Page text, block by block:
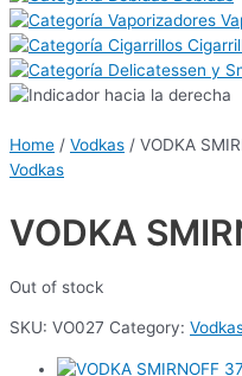
Home / Vodkas / VODKA
Vodkas
VODKA
Out of stock
SKU: VO027 Category: